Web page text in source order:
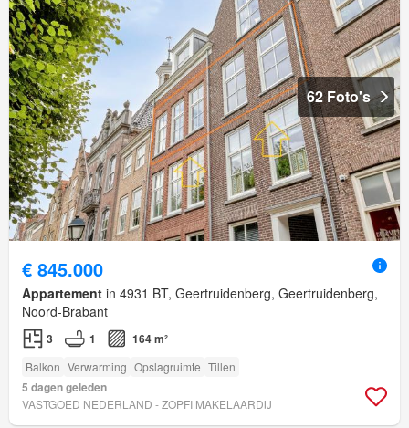
62 Foto's
€ 845.000
Appartement in 4931 BT, Geertruidenberg, Geertruidenberg,
Noord-Brabant
3 1 164 m²
Balkon Verwarming Opslagruimte Tillen
5 dagen geleden
VASTGOED NEDERLAND - ZOPFI MAKELAARDIJ